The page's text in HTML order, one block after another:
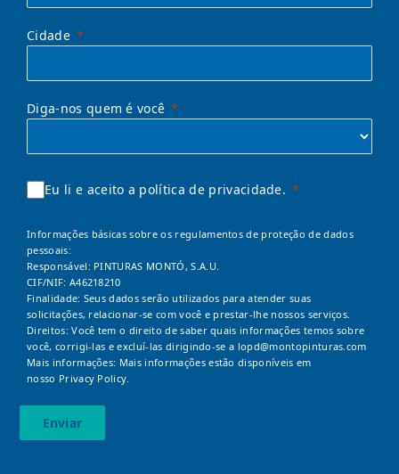
Cidade
Diga-nos quem é você
Eu li e aceito a política de privacidade.
Informações básicas sobre os regulamentos de proteção de dados
pessoais:
Responsável: PINTURAS MONTÓ, S.A.U.
CIF/NIF: A46218210
Finalidade: Seus dados serão utilizados para atender suas
solicitações, relacionar-se com você e prestar-lhe nossos serviços.
Direitos: Você tem o direito de saber quais informações temos sobre
você, corrigi-las e excluí-las dirigindo-se a lopd@montopinturas.com
Mais informações: Mais informações estão disponíveis em
nosso Privacy Policy.
Enviar